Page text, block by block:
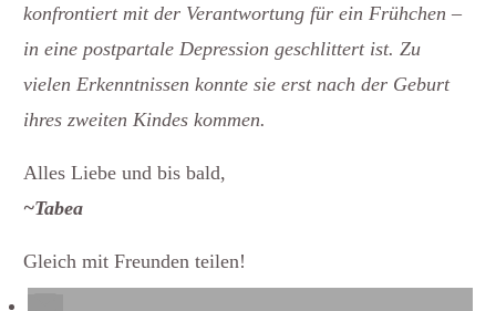
konfrontiert mit der Verantwortung für ein Frühchen –
in eine postpartale Depression geschlittert ist. Zu
vielen Erkenntnissen konnte sie erst nach der Geburt
ihres zweiten Kindes kommen.
Alles Liebe und bis bald,
~Tabea
Gleich mit Freunden teilen!